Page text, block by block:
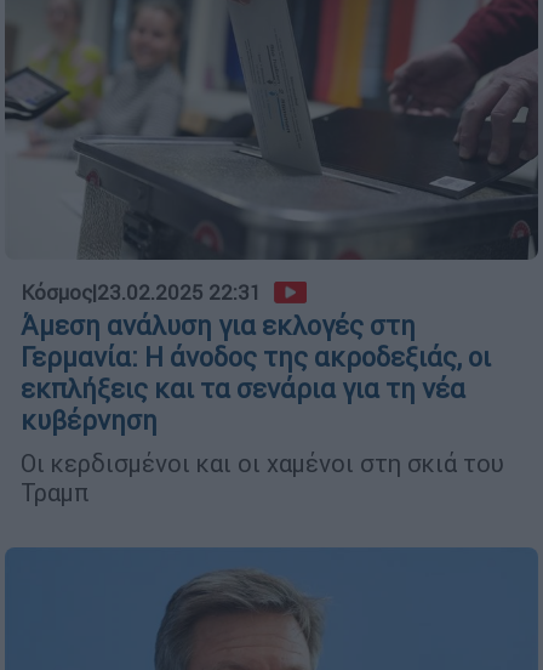
Κόσμος|23.02.2025 22:31
Άμεση ανάλυση για εκλογές στη
Γερμανία: Η άνοδος της ακροδεξιάς, οι
εκπλήξεις και τα σενάρια για τη νέα
κυβέρνηση
Οι κερδισμένοι και οι χαμένοι στη σκιά του
Τραμπ